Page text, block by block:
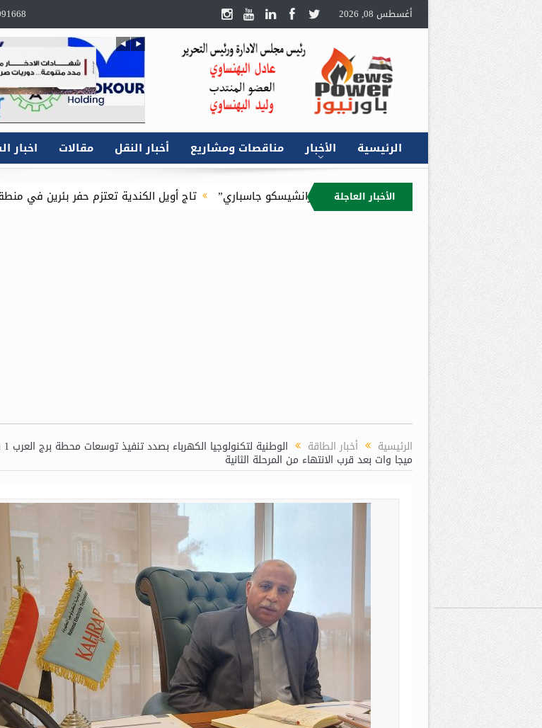
أغسطس 08, 2026
الرئيسية الأخبار مناقصات ومشاريع أخبار النقل مقالات اخبار
الأخبار العاجلة
مديراً عاماً في مصر خلفاً لـ “فرانشيسكو جاسباري” تاج أويل الكندية تعتزم حفر بئرين في منطقة بدر بالصحراء الغربية
التقديرية لعام 2026/2027 : 9.4 مليار جنيه إجمالي الإيرادات المستهدفة للقابضة وشركاتها التابعة.. وصافي الربح المتوقع 5.5 مليار جنيه
الرئيسية أخبار الطاقة
ميجا وات بعد قرب الانتهاء من المرحلة الثانية